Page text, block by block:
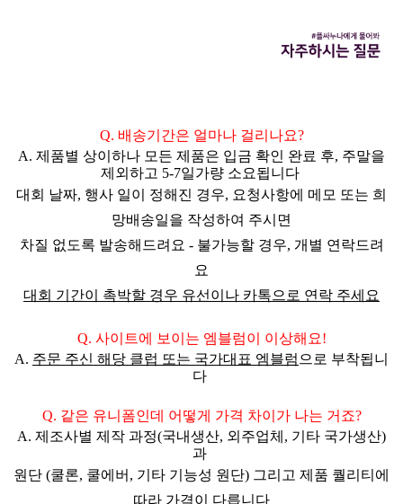
Q. 배송기간은 얼마나 걸리나요?
A. 제품별 상이하나 모든 제품은 입금 확인 완료 후, 주말을
제외하고 5-7일가량 소요됩니다
대회 날짜, 행사 일이 정해진 경우, 요청사항에 메모 또는 희
망배송일을 작성하여 주시면
차질 없도록 발송해드려요 - 불가능할 경우, 개별 연락드려
요
대회 기간이 촉박할 경우 유선이나 카톡으로 연락 주세요
Q. 사이트에 보이는 엠블럼이 이상해요!
A. 주문 주신 해당 클럽 또는 국가대표 엠블럼 으로 부착됩니
다
Q. 같은 유니폼인데 어떻게 가격 차이가 나는 거죠?
A. 제조사별 제작 과정(국내생산, 외주업체, 기타 국가생산)
과
원단 (쿨론, 쿨에버, 기타 기능성 원단) 그리고 제품 퀄리티에
따라 가격이 다릅니다